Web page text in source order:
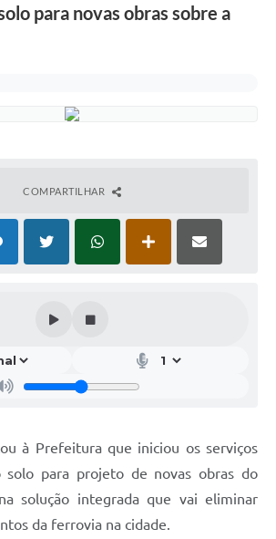
para novas obras sobre a
COMPARTILHAR
à Prefeitura que iniciou os serviços
solo para projeto de novas obras do
solução integrada que vai eliminar
da ferrovia na cidade.